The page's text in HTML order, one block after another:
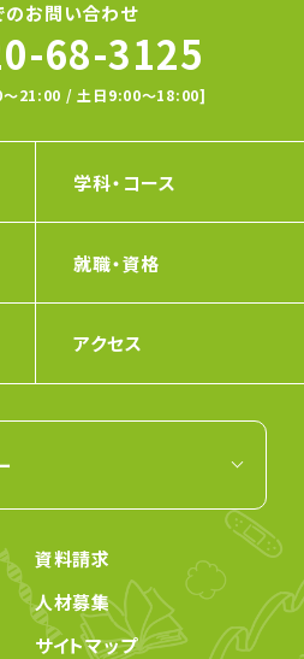
のお問い合わせ
68-3125
〜21:00 / 土日9:00〜18:00]
学科・コース
就職・資格
アクセス
資料請求
人材募集
サイトマップ